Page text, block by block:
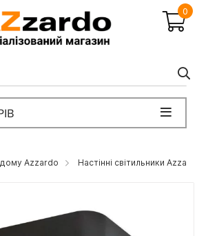
0
дому Azzardo Настінні світильники